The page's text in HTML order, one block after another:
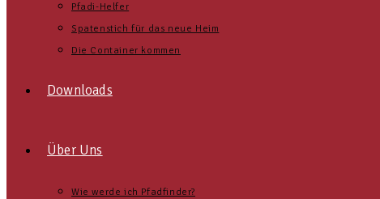
Pfadi-Helfer
Spatenstich für das neue Heim
Die Container kommen
Downloads
Über Uns
Wie werde ich Pfadfinder?